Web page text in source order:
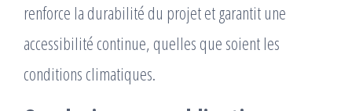
renforce la durabilité du projet et garantit une
accessibilité continue, quelles que soient les
conditions climatiques.